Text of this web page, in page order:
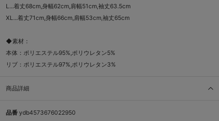
L...着丈68cm,身幅62cm,肩幅51cm,袖丈63.5cm
XL...着丈71cm,身幅66cm,肩幅53cm,袖丈65cm
◆素材：
本体：ポリエステル95%,ポリウレタン5%
リブ：ポリエステル97%,ポリウレタン3%
商品詳細
品番 ydb4573676022950